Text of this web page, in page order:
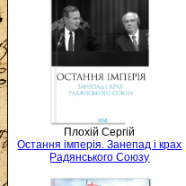
Плохій Сергій
Остання імперія. Занепад і крах
Радянського Союзу